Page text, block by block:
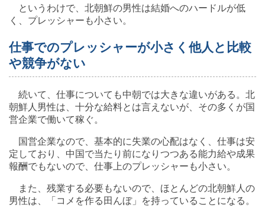
というわけで、北朝鮮の男性は結婚へのハードルが低
く、プレッシャーも小さい。
仕事でのプレッシャーが小さく他人と比較
や競争がない
続いて、仕事についても中朝では大きな違いがある。北
朝鮮人男性は、十分な給料とは言えないが、その多くが国
営企業で働いて稼ぐ。
国営企業なので、基本的に失業の心配はなく、仕事は安
定しており、中国で当たり前になりつつある能力給や成果
報酬でもないので、仕事上のプレッシャーも小さい。
また、残業する必要もないので、ほとんどの北朝鮮人の
男性は、「コメを作る田んぼ」を持っていることになる。